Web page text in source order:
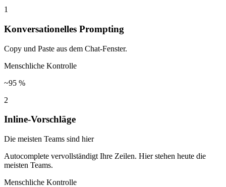
1
Konversationelles Prompting
Copy und Paste aus dem Chat-Fenster.
Menschliche Kontrolle
~95 %
2
Inline-Vorschläge
Die meisten Teams sind hier
Autocomplete vervollständigt Ihre Zeilen. Hier stehen heute die
meisten Teams.
Menschliche Kontrolle